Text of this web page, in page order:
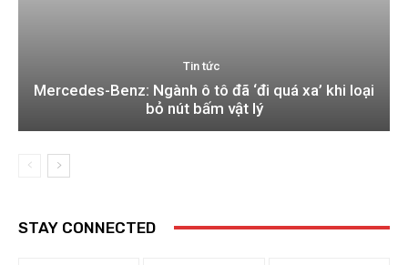
Tin tức
Mercedes-Benz: Ngành ô tô đã ‘đi quá xa’ khi loại
bỏ nút bấm vật lý
STAY CONNECTED